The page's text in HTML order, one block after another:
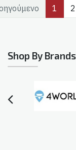
1 2
Shop By Brands